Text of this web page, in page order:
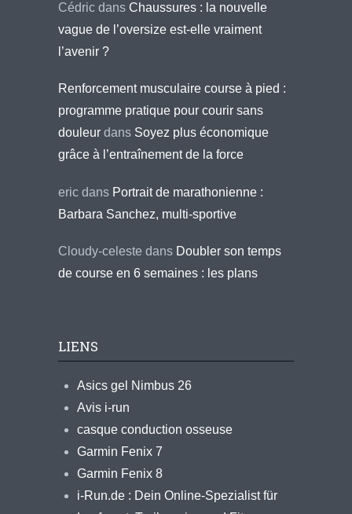
Cédric dans Chaussures : la nouvelle
vague de l’oversize est-elle vraiment
l’avenir ?
Renforcement musculaire course à pied :
programme pratique pour courir sans
douleur dans Soyez plus économique
grâce à l’entraînement de la force
eric dans Portrait de marathonienne :
Barbara Sanchez, multi-sportive
Cloudy-celeste dans Doubler son temps
de course en 6 semaines : les plans
LIENS
Asics gel Nimbus 26
Avis i-run
casque conduction osseuse
Garmin Fenix 7
Garmin Fenix 8
i-Run.de : Dein Online-Spezialist für